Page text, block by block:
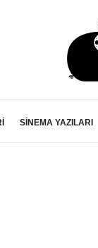
SİNEMA YAZILARI